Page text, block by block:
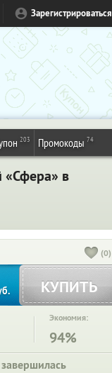
Зарегистрироваться
203 Промокоды 74
«Сфера» в
(0)
КУПИТЬ
Экономия:
94%